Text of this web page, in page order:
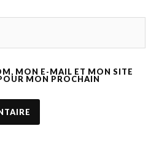
MON E-MAIL ET MON SITE
MON PROCHAIN